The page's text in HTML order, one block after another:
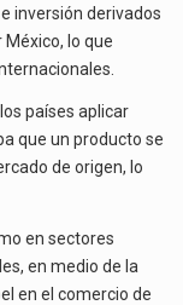
inversión derivados
lo que
países aplicar
que un producto se
de origen, lo
en sectores
en medio de la
en el comercio de